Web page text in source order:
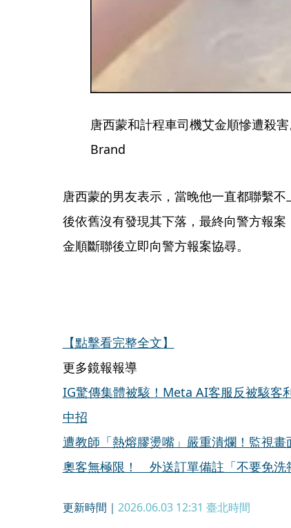
唐西蒙和計程車司機艾金順慘遭殺
Brand
唐西蒙的男友表示，當晚他一直都聯繫
後依舊沒有發現其下落，最終向警方報
金順斷聯後立即向警方報案協尋。
【點擊看完整全文】
更多鏡報報導
IG驚傳集體被駭！Meta AI客服反被駭客
中招
遭教師「熱熔膠燙嘴」嚴重潰爛！監視
奧客無極限！ 外送訂單備註「不要免洗
更新時間｜ 2026.06.03 12:31 臺北時間